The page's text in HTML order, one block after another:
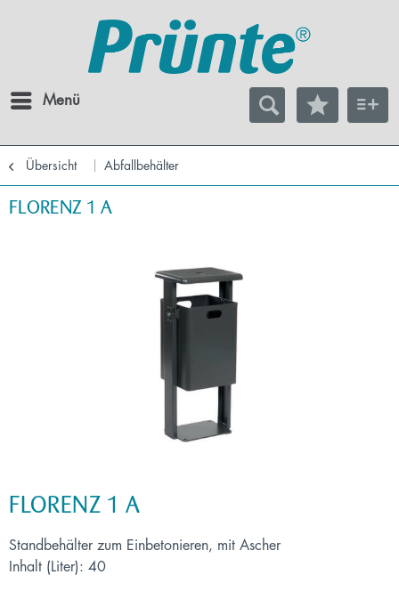
Menü
Übersicht Abfallbehälter
FLORENZ 1 A
FLORENZ 1 A
Standbehälter zum Einbetonieren, mit Ascher
Inhalt (Liter): 40